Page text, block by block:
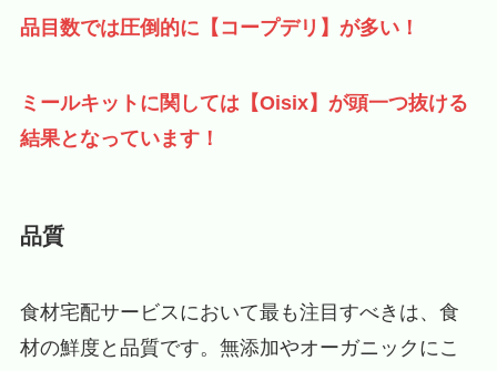
品目数では圧倒的に【コープデリ】が多い！
ミールキットに関しては【Oisix】が頭一つ抜ける
結果となっています！
品質
食材宅配サービスにおいて最も注目すべきは、食
材の鮮度と品質です。無添加やオーガニックにこ